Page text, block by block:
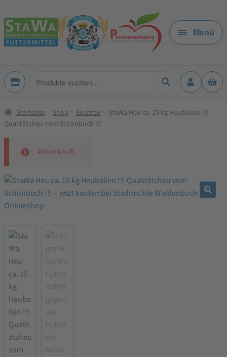
Zur
Navigation
springen
Zum
Inhalt
springen
Menü
Produkte
Startseite Shop Einstreu
StaWa Heu ca. 15 kg Heuballen !!!
Qualitätsheu vom Schönbuch !!!
Abverkauft